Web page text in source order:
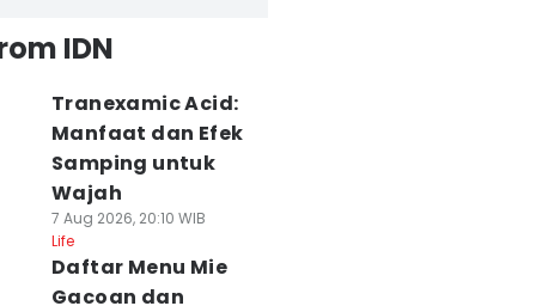
IDN
Tranexamic Acid:
Manfaat dan Efek
Samping untuk
Wajah
7 Aug 2026, 20:10 WIB
Life
Daftar Menu Mie
Gacoan dan